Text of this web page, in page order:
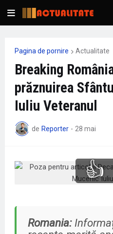
Pagina de pornire Actualitate
Breaking
prăznuirea
Iuliu Veteranul
de Reporter - 28 mai
👍
Romania: